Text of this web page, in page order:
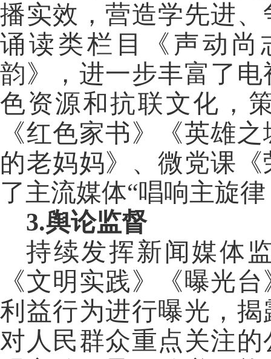
播实效，营造学先进
诵读类栏目《声动尚
韵》，进一步丰富了
色资源和抗联文化，
《红色家书》《英雄
的老妈妈》、微党课
了主流媒体“唱响主旋
3.舆论监督
持续发挥新闻媒体
《文明实践》《曝光
利益行为进行曝光，
对人民群众重点关注